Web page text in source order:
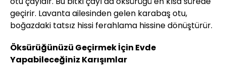
geçirir. Lavanta ailesinden gelen karabaş otu,
boğazdaki tatsız hissi ferahlama hissine dönüştürür.
Öksürüğünüzü Geçirmek İçin Evde
Yapabileceğiniz Karışımlar